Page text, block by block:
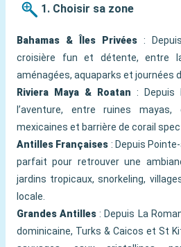
1. Choisir sa zone
Bahamas & Îles Privées :
croisière fun et détente, entre
aménagées, aquaparks et journées
Riviera Maya & Roatan : Depuis
l’aventure, entre ruines mayas,
mexicaines et barrière de corail
Antilles Françaises : Depuis
parfait pour retrouver une
jardins tropicaux, snorkeling,
locale.
Grandes Antilles : Depuis La
dominicaine, Turks & Caicos et St